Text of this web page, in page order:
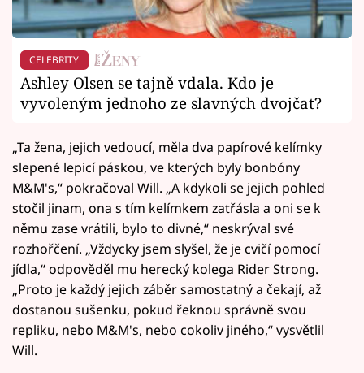
CELEBRITY
Ashley Olsen se tajně vdala. Kdo je
vyvoleným jednoho ze slavných dvojčat?
„Ta žena, jejich vedoucí, měla dva papírové kelímky
slepené lepicí páskou, ve kterých byly bonbóny
M&M's,“ pokračoval Will. „A kdykoli se jejich pohled
stočil jinam, ona s tím kelímkem zatřásla a oni se k
němu zase vrátili, bylo to divné,“ neskrýval své
rozhořčení. „Vždycky jsem slyšel, že je cvičí pomocí
jídla,“ odpověděl mu herecký kolega Rider Strong.
„Proto je každý jejich záběr samostatný a čekají, až
dostanou sušenku, pokud řeknou správně svou
repliku, nebo M&M's, nebo cokoliv jiného,“ vysvětlil
Will.